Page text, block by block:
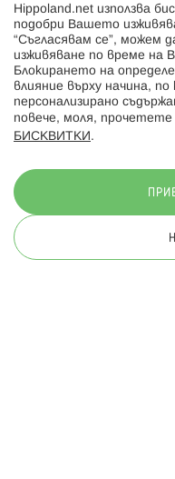
© 2026
Hippoland.net използва
подобри Вашето
“Съгласявам се”, можем
изживяване по време на
Блокирането на
влияние върху начина,
персонализирано
повече, моля, прочетете
БИСКВИТКИ .